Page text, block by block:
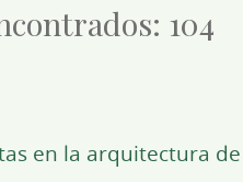
104
en la arquitectura